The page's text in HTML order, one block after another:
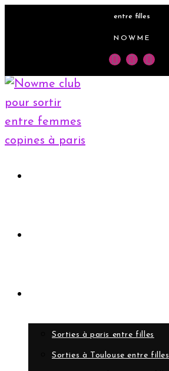
entre filles
NOWME
Sorties à paris entre filles
Sorties à Toulouse entre filles